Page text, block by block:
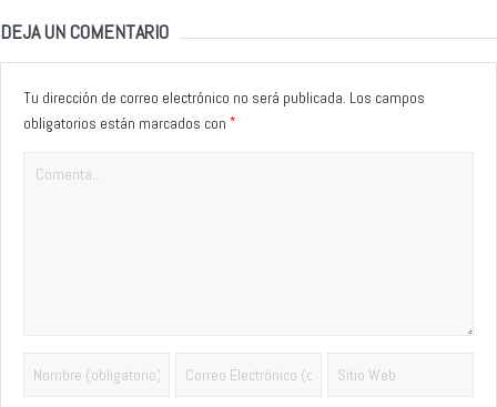
DEJA UN COMENTARIO
Tu dirección de correo electrónico no será publicada. Los campos
obligatorios están marcados con *